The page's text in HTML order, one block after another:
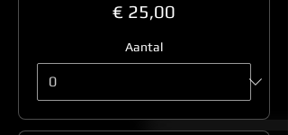
€ 25,00
Aantal